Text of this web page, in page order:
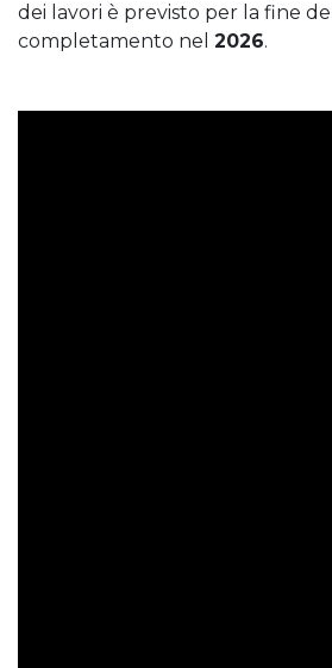
dei lavori è previsto per la fine del
completamento nel 2026.